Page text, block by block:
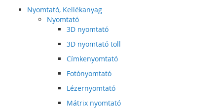
Nyomtató, Kellékanyag
Nyomtató
3D nyomtató
3D nyomtató toll
Címkenyomtató
Fotónyomtató
Lézernyomtató
Mátrix nyomtató